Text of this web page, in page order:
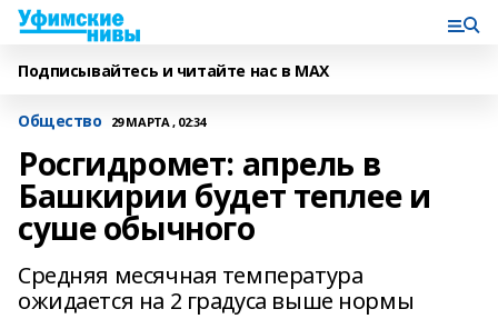
Подписывайтесь и читайте нас в MAX
Общество 29 МАРТА , 02:34
Росгидромет: апрель в
Башкирии будет теплее и
суше обычного
Средняя месячная температура
ожидается на 2 градуса выше нормы